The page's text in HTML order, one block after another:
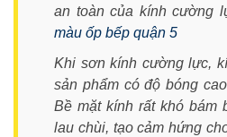
an toàn của kính cường
màu ốp bếp quận 5
Khi sơn kính cường lực,
sản phẩm có độ bóng
Bề mặt kính rất khó bám
lau chùi, tạo cảm hứng